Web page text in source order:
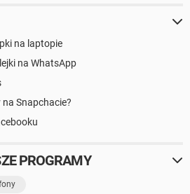
na laptopie
na WhatsApp
Snapchacie?
PROGRAMY